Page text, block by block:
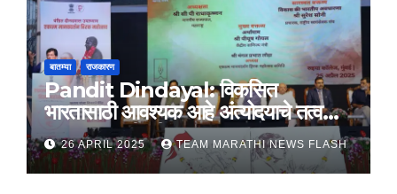
बातम्या राजकारण
Pandit Dindayal: विकसित
भारतासाठी आवश्यक आहे अंत्योदयाचे तत्वज्ञान
– राज्यपाल सी. पी. राधाकृष्णन
26 APRIL 2025 TEAM MARATHI NEWS FLASH